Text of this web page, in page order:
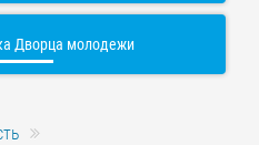
Дворца молодежи